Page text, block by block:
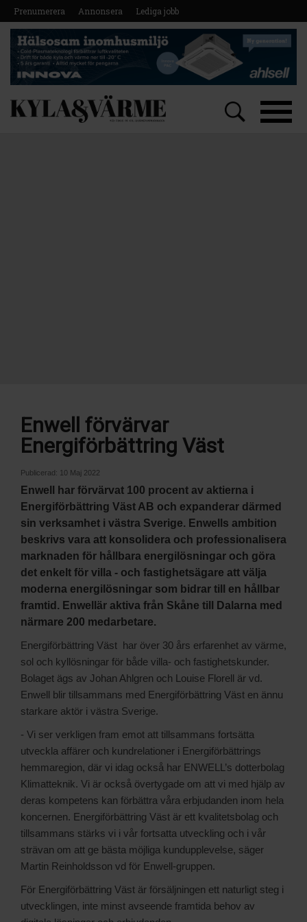
Prenumerera Annonsera Lediga jobb
Enwell förvärvar
Energiförbättring Väst
Publicerad: 10 Maj 2022
Enwell har förvärvat 100 procent av aktierna i
Energiförbättring Väst AB och expanderar därmed
sin verksamhet i västra Sverige. Enwells ambition
beskrivs vara att konsolidera och professionalisera
marknaden för hållbara energilösningar och göra
det enkelt för villa - och fastighetsägare att välja
moderna energilösningar som bidrar till en hållbar
framtid. Enwellär aktiva från Skåne till Dalarna med
närmare 200 medarbetare.
Energiförbättring Väst har över 30 års erfarenhet av värme,
sol och kyllösningar för både villa- och fastighetskunder.
Bolaget ägs av Johan Ahlgren och Louise Florell är vd.
Enwell blir tillsammans med Energiförbättring Väst en ännu
starkare aktör i västra Sverige.
- Vi ser verkligen fram emot att tillsammans fortsätta
utveckla affärer och kundrelationer i Energiförbättrings
hemmaregion, där vi idag också har ENWELL’s dotterbolag
Klimatteknik. Vi är också övertygade om att vi med hjälp av
deras kompetens kan förbättra våra erbjudanden inom hela
koncernen. Energiförbättring Väst är ett kvalitetsbolag och
tillsammans stärks vi i vår fortsatta utveckling och i vår
strävan om att ge bästa möjliga kundupplevelse, säger
Martin Reinholdsson vd för Enwell-gruppen.
För Energiförbättring Väst är försäljningen ett naturligt steg i
utvecklingen, inte minst avseende framtida behov av